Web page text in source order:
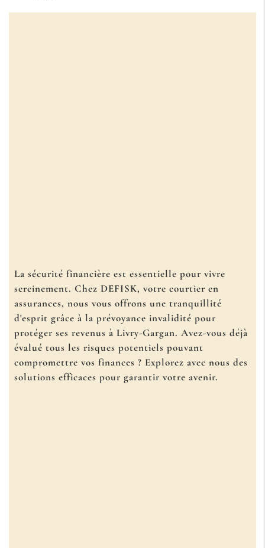
La sécurité financière est essentielle pour vivre
sereinement. Chez DEFISK, votre courtier en
assurances, nous vous offrons une tranquillité
d'esprit grâce à la prévoyance invalidité pour
protéger ses revenus à Livry-Gargan. Avez-vous déjà
évalué tous les risques potentiels pouvant
compromettre vos finances ? Explorez avec nous des
solutions efficaces pour garantir votre avenir.